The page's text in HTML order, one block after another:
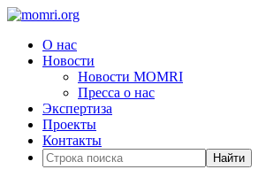
О нас
Новости
Новости MOMRI
Пресса о нас
Экспертиза
Проекты
Контакты
Найти